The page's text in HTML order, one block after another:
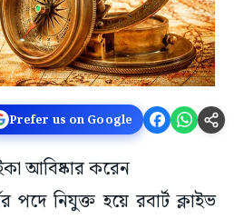
Prefer us on Google
আবিষ্কার করেন
নিযুক্ত হয়ে রবার্ট ক্লাইভ